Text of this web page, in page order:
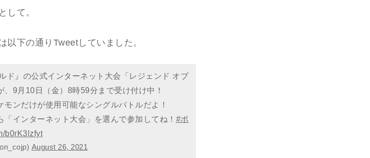
して。
以下の通りTweetしていました。
ド』の公式インターネット大会「レジェンド オブ
、9月10日（金）8時59分まで受け付け中！
ンだけが使用可能なシングルバトルだよ！
「インターネット大会」を選んで参加してね！ #ポ
b0rK3lzfyt
August 26, 2021